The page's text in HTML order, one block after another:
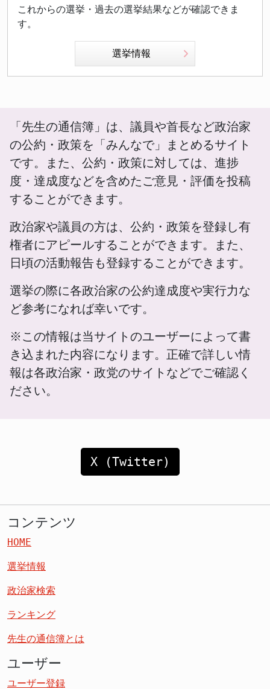
これからの選挙・過去の選挙結果などが確認できま
す。
選挙情報
「先生の通信簿」は、議員や首長など政治家
の公約・政策を「みんなで」まとめるサイト
です。また、公約・政策に対しては、進捗
度・達成度などを含めたご意見・評価を投稿
することができます。
政治家や議員の方は、公約・政策を登録し有
権者にアピールすることができます。また、
日頃の活動報告も登録することができます。
選挙の際に各政治家の公約達成度や実行力な
ど参考になれば幸いです。
※この情報は当サイトのユーザーによって書
き込まれた内容になります。正確で詳しい情
報は各政治家・政党のサイトなどでご確認く
ださい。
X (Twitter)
コンテンツ
HOME
選挙情報
政治家検索
ランキング
先生の通信簿とは
ユーザー
ユーザー登録